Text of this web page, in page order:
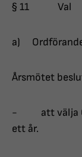
§ 11 Val
a)
Årsmötet
- att välja
ett år.